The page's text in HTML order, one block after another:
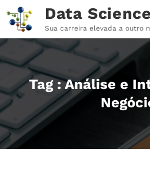
para
conteúdo
Data
Sua carreira elevada a outro
Tag : Análise e